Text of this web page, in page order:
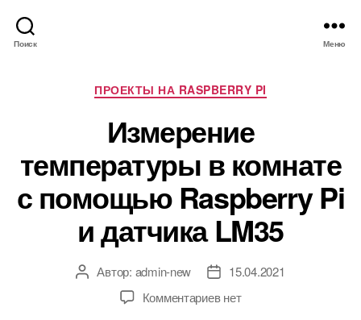
Поиск Меню
Р
у
б
р
и
к
и
ПРОЕКТЫ НА RASPBERRY PI
Измерение
температуры в комнате
с помощью Raspberry Pi
и датчика LM35
А Автор: admin-new
Д
т
15.04.2021
Комментариевк
нет